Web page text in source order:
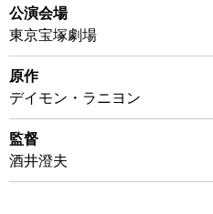
公演会場
東京宝塚劇場
原作
デイモン・ラニヨン
監督
酒井澄夫